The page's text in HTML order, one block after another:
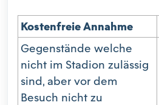
Kostenfreie Annahme
Gegenstände welche
nicht im Stadion zulässig
sind, aber vor dem
Besuch nicht zu